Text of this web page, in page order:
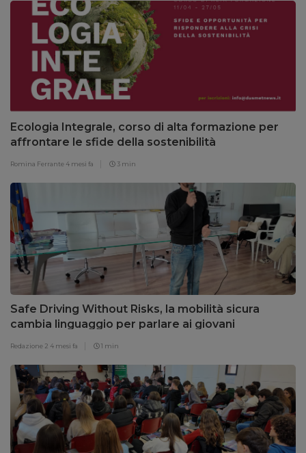
Ecologia Integrale, corso di alta formazione per
affrontare le sfide della sostenibilità
Romina Ferrante 4 mesi fa 3 min
Safe Driving Without Risks, la mobilità sicura
cambia linguaggio per parlare ai giovani
Redazione 2 4 mesi fa 1 min